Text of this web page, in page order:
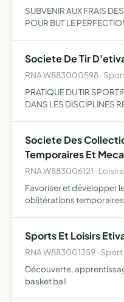
SUBVENIR AUX FRAIS
POUR BUT LE
Societe De Tir
RNA W883000598 ·
PRATIQUE DU TIR
DANS LES DISCIPLINES
Societe Des
Temporaires Et
RNA W883006121 ·
Favoriser et développer
oblitérations
Sports Et Loisirs
RNA W883001359 ·
Découverte,
basket ball